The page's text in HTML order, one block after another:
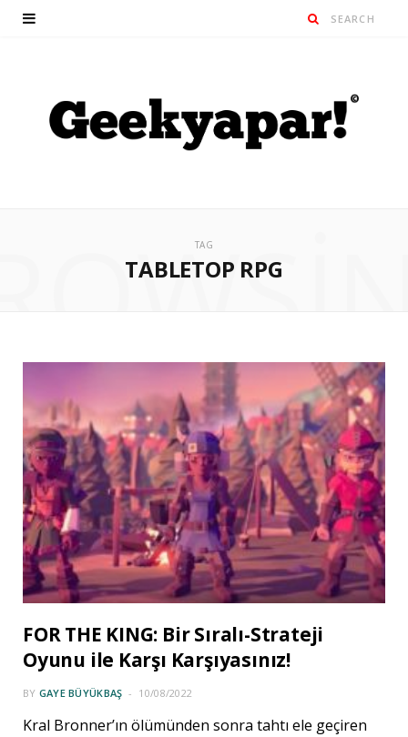
TAG
TABLETOP RPG
FOR THE KING: Bir Sıralı-Strateji
Oyunu ile Karşı Karşıyasınız!
BY GAYE BÜYÜKBAŞ 10/08/2022
Kral Bronner’ın ölümünden sonra tahtı ele geçiren